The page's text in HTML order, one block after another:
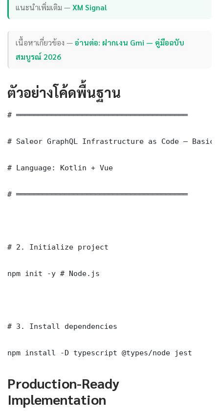
แนะนำเพิ่มเติม —XM Signal
เนื้อหาเกี่ยวข้อง —อ่านต่อ: ฝากเงน Gmi — คู่มือฉบับ
สมบูรณ์ 2026
ตัวอย่างโค้ดพื้นฐาน
# ═══════════════════════════════════════
# Saleor GraphQL Infrastructure as Code — Basic
# Language: Kotlin + Vue
# ═══════════════════════════════════════
# 2. Initialize project
npm init -y # Node.js
# 3. Install dependencies
npm install -D typescript @types/node jest
Production-Ready
Implementation